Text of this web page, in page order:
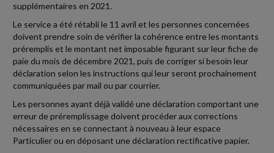
supplémentaires en 2021.
Le service a été rétabli le 11 avril et les personnes concernées
doivent prendre soin de vérifier la cohérence entre les montants
préremplis et le montant net imposable figurant sur leur fiche de
paie du mois de décembre 2021, puis de corriger si besoin leur
déclaration selon les instructions qui leur seront prochainement
communiquées par mail ou par courrier.
Les personnes ayant déjà validé une déclaration comportant une
erreur de préremplissage doivent procéder aux corrections
nécessaires en se connectant à nouveau à leur espace
Particulier ou en déposant une déclaration rectificative papier.